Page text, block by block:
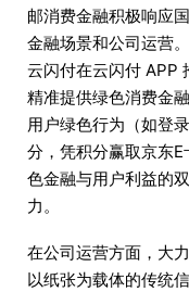
邮消费金融积极响应
金融场景和公司运营
云闪付在云闪付 APP
精准提供绿色消费金
用户绿色行为（如登
分，凭积分赢取京东
色金融与用户利益的
力。
在公司运营方面，大
以纸张为载体的传统